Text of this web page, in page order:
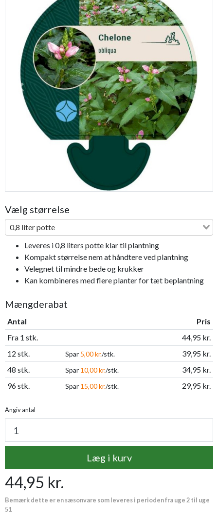
Previous
Vælg størrelse
0,8 liter potte
Leveres i 0,8 liters potte klar til plantning
Kompakt størrelse nem at håndtere ved plantning
Velegnet til mindre bede og krukker
Kan kombineres med flere planter for tæt beplantning
Mængderabat
Antal
Pris
Fra 1 stk.
44,95 kr.
12 stk.
Spar 5,00 kr./stk.
39,95 kr.
48 stk.
Spar 10,00 kr./stk.
34,95 kr.
96 stk.
Spar 15,00 kr./stk. 29,95 kr.
Angiv antal
Læg i kurv
44,95 kr.
Bemærk dette er en sæsonvare som leveres i perioden fra uge 2 til uge
51